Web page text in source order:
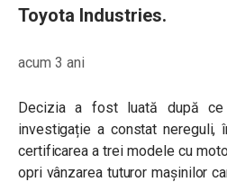
Toyota Industries.
acum 3 ani
Decizia a fost luată după
investigație a constat nereguli,
certificarea a trei modele cu
opri vânzarea tuturor mașinilor